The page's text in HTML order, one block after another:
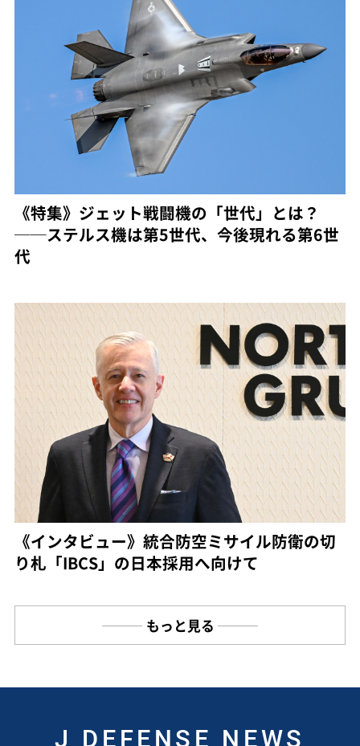
《特集》ジェット戦闘機の「世代」とは？
──ステルス機は第5世代、今後現れる第6世
代
《インタビュー》統合防空ミサイル防衛の切
り札「IBCS」の日本採用へ向けて
もっと見る
J DEFENSE NEWS